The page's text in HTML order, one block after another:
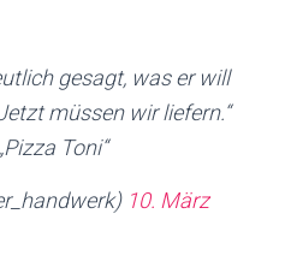
gesagt, was er will
müssen wir liefern.“
Toni“
10. März